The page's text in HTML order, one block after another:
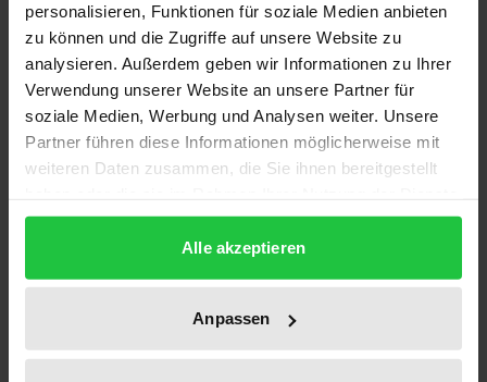
personalisieren, Funktionen für soziale Medien anbieten
zu können und die Zugriffe auf unsere Website zu
analysieren. Außerdem geben wir Informationen zu Ihrer
Verwendung unserer Website an unsere Partner für
soziale Medien, Werbung und Analysen weiter. Unsere
Partner führen diese Informationen möglicherweise mit
weiteren Daten zusammen, die Sie ihnen bereitgestellt
gesammelt haben.
Alle akzeptieren
Anpassen
konzipiert ausgerechnet den Philosophen als
denjenigen Menschen, der erkennt, worin das
Gelingen des Lebens besteht, und imstande ist, ein
gelingendes Leben zu realisieren. In einer
detaillierten und umfassenden Interpretation zeigt
Alexander Wiehart, dass wir von Platon am besten
sichtbar, welche Kompetenzen, Inspirationen und
Charaktereigenschaften wie zusammenwirken
müssen, damit sich der Mensch zum philosophos
entfalten kann. Moralphilosophie im Gefolge Kants,